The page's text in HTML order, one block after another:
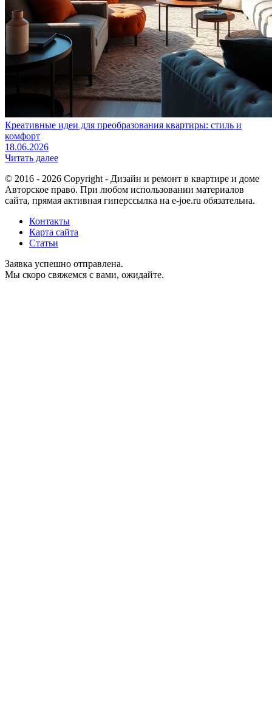
Креативные идеи для преобразования квартиры: стиль и
комфорт
18.06.2026
Читать далее
© 2016 - 2026 Copyright - Дизайн и ремонт в квартире и доме
Авторское право. При любом использовании материалов
сайта, прямая активная гиперссылка на e-joe.ru обязательна.
Контакты
Карта сайта
Статьи
Заявка успешно отправлена.
Мы скоро свяжемся с вами, ожидайте.